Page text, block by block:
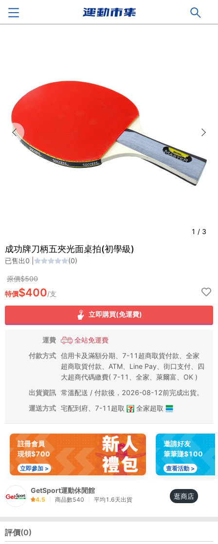
1 / 3
成功牌刀柄五夾光面桌拍(初學級)
已售出0 (0)
原價$500
特價$400/支
立即購買(免運費)
運費
全站免運費
付款方式 信用卡及滿額分期、7-11超商取貨付款、全家
超商取貨付款、ATM、Line Pay、街口支付、四
大超商代碼繳費( 7-11、全家、萊爾富、OK )
出貨資訊 常溫配送 / 付款後，2026-08-12前完成出貨。
運送方式 宅配到府 7-11超取 全家超取
註冊會員
現領$700
立即參加 >
邀請好友
筆筆賺$100
查看活動 >
GetSport運動休閒館
4.5 商品數540 平均 1.6天出貨 逛商店
評價(0)